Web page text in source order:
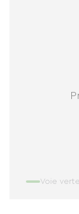
Voie verte